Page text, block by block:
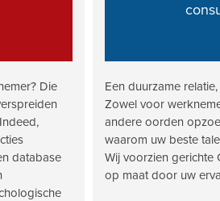
Die
database
Een duurzame
Zowel voor
andere oorden
waarom uw beste
Wij voorzien gerichte
op maat door uw